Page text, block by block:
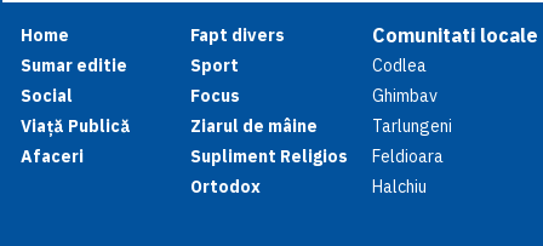
Home
Sumar editie
Social
Viață Publică
Afaceri
Fapt divers
Sport
Focus
Ziarul de mâine
Supliment Religios
Ortodox
Comunitati locale
Codlea
Ghimbav
Tarlungeni
Feldioara
Halchiu